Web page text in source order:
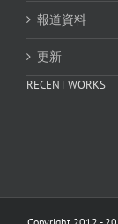
報道資料
更新
RECENT WORKS